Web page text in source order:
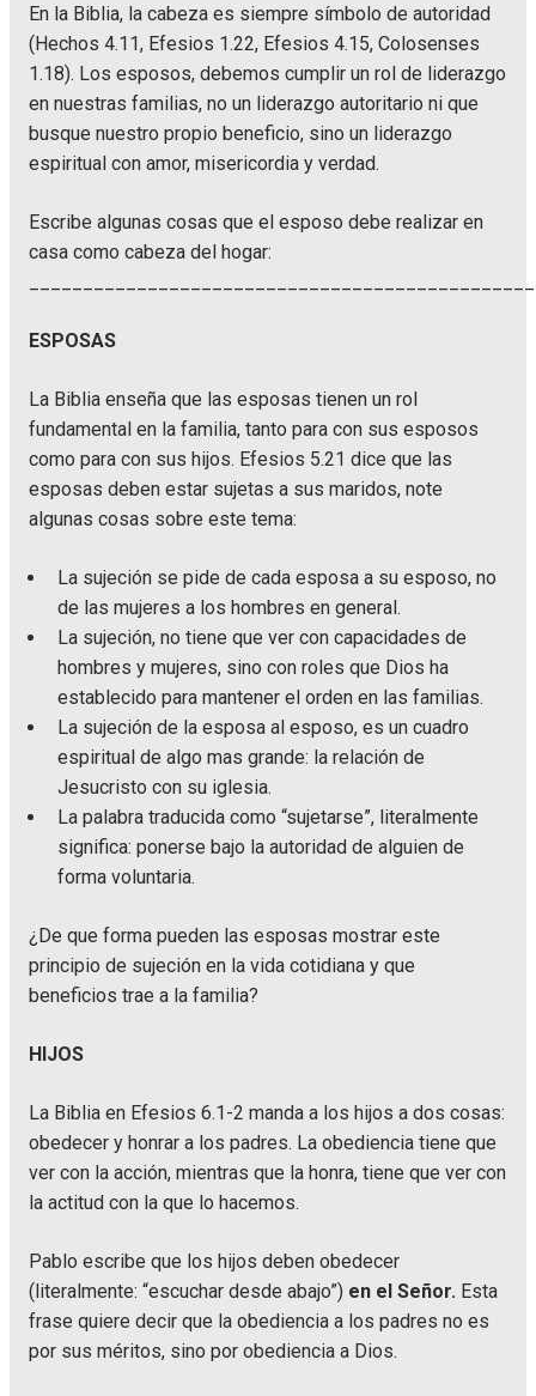
En la Biblia, la cabeza es siempre símbolo de autoridad
(Hechos 4.11, Efesios 1.22, Efesios 4.15, Colosenses
1.18). Los esposos, debemos cumplir un rol de liderazgo
en nuestras familias, no un liderazgo autoritario ni que
busque nuestro propio beneficio, sino un liderazgo
espiritual con amor, misericordia y verdad.
Escribe algunas cosas que el esposo debe realizar en
casa como cabeza del hogar:
ESPOSAS
La Biblia enseña que las esposas tienen un rol
fundamental en la familia, tanto para con sus esposos
como para con sus hijos. Efesios 5.21 dice que las
esposas deben estar sujetas a sus maridos, note
algunas cosas sobre este tema:
La sujeción se pide de cada esposa a su esposo, no
de las mujeres a los hombres en general.
La sujeción, no tiene que ver con capacidades de
hombres y mujeres, sino con roles que Dios ha
establecido para mantener el orden en las familias.
La sujeción de la esposa al esposo, es un cuadro
espiritual de algo mas grande: la relación de
Jesucristo con su iglesia.
La palabra traducida como “sujetarse”, literalmente
significa: ponerse bajo la autoridad de alguien de
forma voluntaria.
¿De que forma pueden las esposas mostrar este
principio de sujeción en la vida cotidiana y que
beneficios trae a la familia?
HIJOS
La Biblia en Efesios 6.1-2 manda a los hijos a dos cosas:
obedecer y honrar a los padres. La obediencia tiene que
ver con la acción, mientras que la honra, tiene que ver con
la actitud con la que lo hacemos.
Pablo escribe que los hijos deben obedecer
(literalmente: “escuchar desde abajo”) en el Señor. Esta
frase quiere decir que la obediencia a los padres no es
por sus méritos, sino por obediencia a Dios.